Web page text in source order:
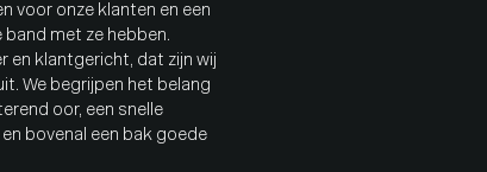
voor onze klanten en een
band met ze hebben.
en klantgericht, dat zijn wij
We begrijpen het belang
oor, een snelle
bovenal een bak goede